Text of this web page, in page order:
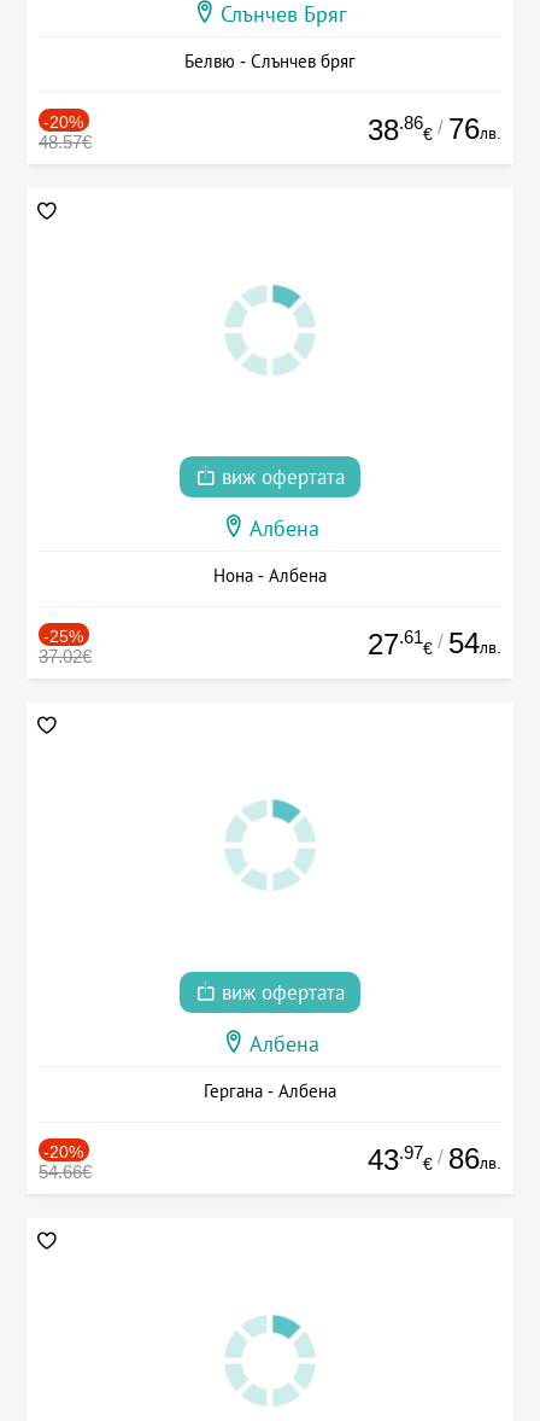
Слънчев Бряг
Белвю - Слънчев бряг
-20%
48.57€ 38.86
€ / 76лв.
виж офертата
Албена
Нона - Албена
-25%
37.02€ 27.61
€ / 54лв.
виж офертата
Албена
Гергана - Албена
-20%
54.66€ 43.97
€ / 86лв.